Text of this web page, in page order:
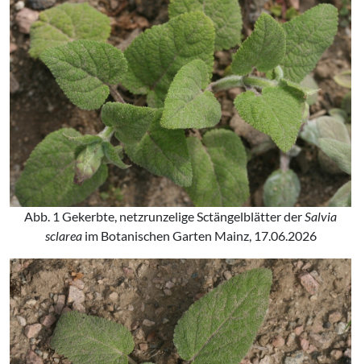
Abb. 1 Gekerbte, netzrunzelige Sctängelblätter derSalvia
sclareaim Botanischen Garten Mainz, 17.06.2026